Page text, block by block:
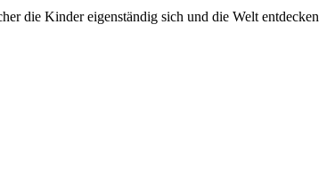
die Kinder eigenständig sich und die Welt entdecken